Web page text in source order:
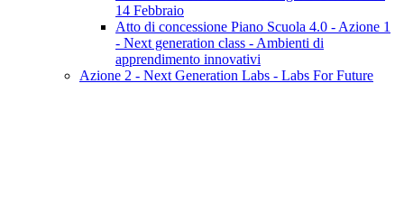
14 Febbraio
Atto di concessione Piano Scuola 4.0 - Azione 1
- Next generation class - Ambienti di
apprendimento innovativi
Azione 2 - Next Generation Labs - Labs For Future